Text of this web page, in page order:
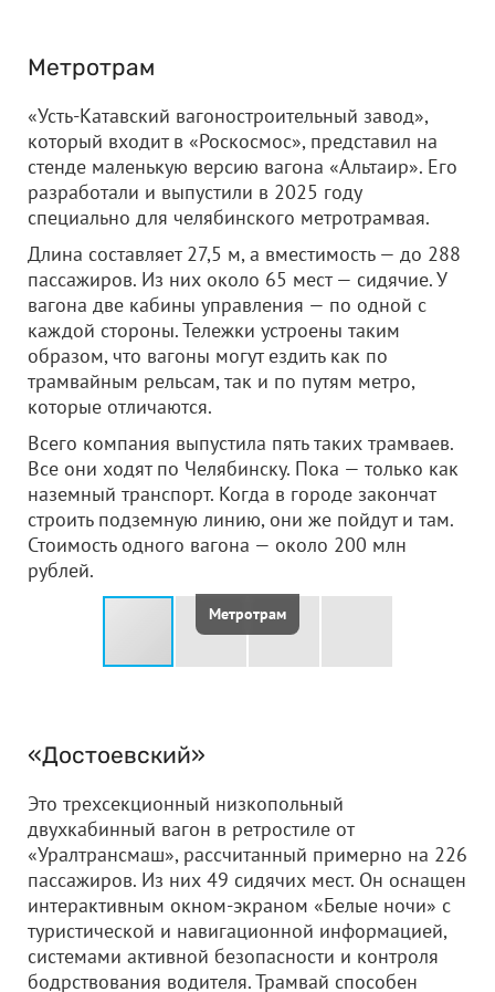
Метротрам
«Усть-Катавский вагоностроительный завод»,
который входит в «Роскосмос», представил на
стенде маленькую версию вагона «Альтаир». Его
разработали и выпустили в 2025 году
специально для челябинского метротрамвая.
Длина составляет 27,5 м, а вместимость — до 288
пассажиров. Из них около 65 мест — сидячие. У
вагона две кабины управления — по одной с
каждой стороны. Тележки устроены таким
образом, что вагоны могут ездить как по
трамвайным рельсам, так и по путям метро,
которые отличаются.
Всего компания выпустила пять таких трамваев.
Все они ходят по Челябинску. Пока — только как
наземный транспорт. Когда в городе закончат
строить подземную линию, они же пойдут и там.
Стоимость одного вагона — около 200 млн
рублей.
Метротрам
«Достоевский»
Это трехсекционный низкопольный
двухкабинный вагон в ретростиле от
«Уралтрансмаш», рассчитанный примерно на 226
пассажиров. Из них 49 сидячих мест. Он оснащен
интерактивным окном-экраном «Белые ночи» с
туристической и навигационной информацией,
системами активной безопасности и контроля
бодрствования водителя. Трамвай способен